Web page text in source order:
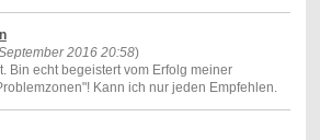
2016 20:58)
Bin echt begeistert vom Erfolg meiner
Kann ich nur jeden Empfehlen.